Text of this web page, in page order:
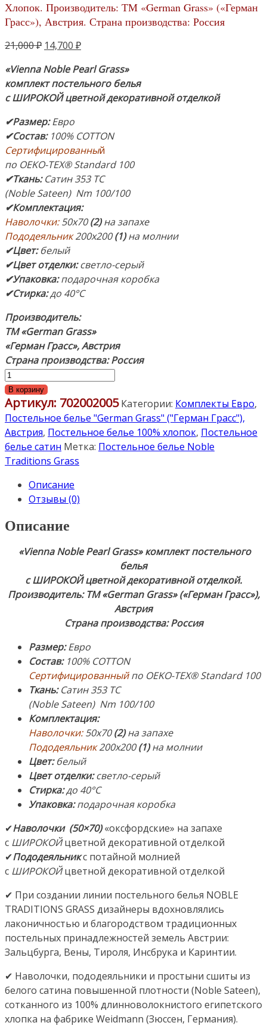
Хлопок. Производитель: ТМ «German Grass» («Герман
Грасс»), Австрия. Страна производства: Россия
21,000₽ Первоначальная
составляла
21,000 ₽.
14,700 ₽Текущая
14,700 ₽.
«Vienna Noble Pearl Grass»
комплект постельного белья
с ШИРОКОЙ цветной декоративной отделкой
✔Размер:Евро
✔Состав: 100% COTTON
Сертифицированный
по OEKO-TEX® Standard 100
✔Ткань:Сатин 353 ТС
(Noble Sateen) Nm 100/100
✔Комплектация:
Наволочки:50х70(2)на запахе
Пододеяльник200х200(1)на молнии
✔Цвет:белый
✔Цвет отделки:светло-серый
✔Упаковка:подарочная коробка
✔Стирка:до 40°С
Производитель:
ТМ «German Grass»
«Герман Грасс»,Австрия
Страна производства: Россия
Количество
товара
Постельное
белье
«Vienna
Noble
Pearl
Комплект
Евро:
200х200см
наволочки
50х70см
(2).
Ткань:
100%
Хлопок.
Производитель:
ТМ
«German
Grass»
(«Герман
Грасс»),
Австрия.
Страна
производства:
Россия
В корзину
Артикул: 702002005 Категории: Комплекты Евро,
Постельное белье "German Grass" ("Герман Грасс"),
Австрия, Постельное белье 100% хлопок, Постельное
белье сатин Метка: Постельное белье Noble
Traditions Grass
Описание
Отзывы (0)
Описание
«Vienna Noble Pearl Grass» комплект постельного
белья
с ШИРОКОЙ цветной декоративной отделкой.
Производитель: ТМ «German Grass» («Герман Грасс»),
Австрия
Страна производства: Россия
Размер:Евро
Состав: 100% COTTON
Сертифицированныйпо OEKO-TEX® Standard 100
Ткань:Сатин 353 ТС
(Noble Sateen) Nm 100/100
Комплектация:
Наволочки:50х70(2)на запахе
Пододеяльник200х200(1)на молнии
Цвет:белый
Цвет отделки:светло-серый
Стирка:до 40°С
Упаковка:подарочная коробка
✔Наволочки (50×70)«оксфордские» на запахе
с ШИРОКОЙцветной декоративной отделкой
✔Пододеяльникс потайной молнией
с ШИРОКОЙцветной декоративной отделкой
✔ При создании линии постельного белья NOBLE
TRADITIONS GRASS дизайнеры вдохновлялись
лаконичностью и благородством традиционных
постельных принадлежностей земель Австрии:
Зальцбурга, Вены, Тироля, Инсбрука и Каринтии.
✔ Наволочки, пододеяльники и простыни сшиты из
белого сатина повышенной плотности (Noble Sateen),
сотканного из 100% длинноволокнистого египетского
хлопка на фабрике Weidmann (Зюссен, Германия).